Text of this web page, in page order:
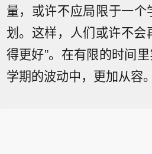
量，或许不应局限于一
划。这样，人们或许不会
得更好”。在有限的时间
学期的波动中，更加从容。